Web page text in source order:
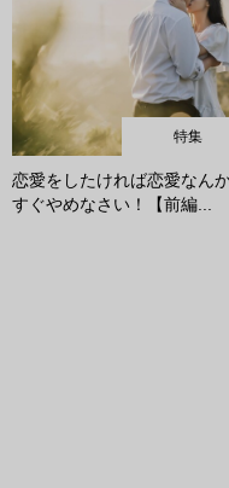
特集
恋愛をしたければ恋愛なん
すぐやめなさい！【前編...